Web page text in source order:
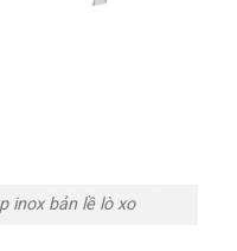
inox bản lề lò xo